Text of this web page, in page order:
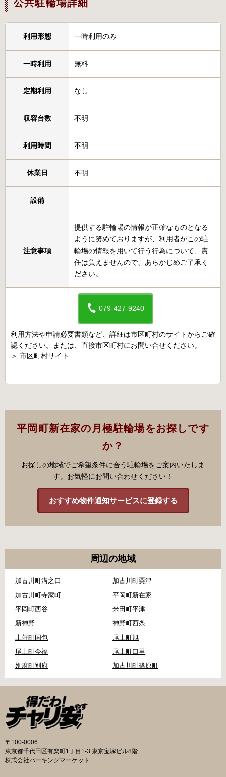
公共駐輪場詳細
利用形態 一時利用のみ
一時利用 無料
定期利用 なし
収容台数 不明
利用時間 不明
休業日 不明
設備
注意事項
提供する駐輪場の情報が正確なものとなる
ように努めておりますが、利用者がこの駐
輪場の情報を用いて行う行為について、責
任は負えませんので、あらかじめご了承く
ださい。
079-427-9240
利用方法や申請必要書類など、詳細は市区町村のサイトからご確
認ください。または、直接市区町村にお問い合せください。
＞ 市区町村サイト
平岡町新在家の月極駐輪場をお探しです
か？
お探しの地域でご希望条件に合う駐輪場をご案内いたしま
す。お気軽にお問い合わせください！
おすすめ物件通知サービスに登録する
周辺の地域
加古川町溝之口
加古川町粟津
加古川町寺家町
平岡町新在家
平岡町西谷
米田町平津
新神野
神野町西条
上荘町国包
尾上町旭
尾上町今福
尾上町口里
別府町別府
加古川町篠原町
〒100-0006
東京都千代田区有楽町1丁目1-3 東京宝塚ビル8階
株式会社パーキングマーケット